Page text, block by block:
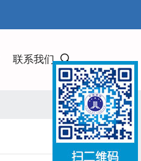
联系我们